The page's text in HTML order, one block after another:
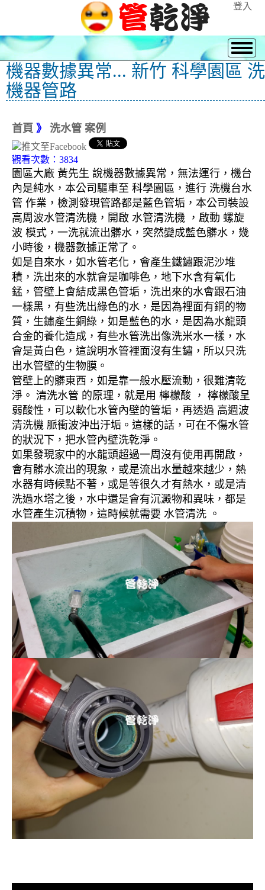
登入
機器數據異常... 新竹 科學園區 洗
機器管路
首頁 》 洗水管 案例
觀看次數：3834
園區大廠 黃先生 說機器數據異常，無法運行，機台
內是純水，本公司驅車至 科學園區，進行 洗機台水
管 作業，檢測發現管路都是藍色管垢，本公司裝設
高周波水管清洗機，開啟 水管清洗機 ，啟動 螺旋
波 模式，一洗就流出髒水，突然變成藍色髒水，幾
小時後，機器數據正常了。
如是自來水，如水管老化，會產生鐵鏽跟泥沙堆
積，洗出來的水就會是咖啡色，地下水含有氧化
錳，管壁上會結成黑色管垢，洗出來的水會跟石油
一樣黑，有些洗出綠色的水，是因為裡面有銅的物
質，生鏽產生銅綠，如是藍色的水，是因為水龍頭
合金的養化造成，有些水管洗出像洗米水一樣，水
會是黃白色，這說明水管裡面沒有生鏽，所以只洗
出水管壁的生物膜。
管壁上的髒東西，如是靠一般水壓流動，很難清乾
淨。 清洗水管 的原理，就是用 檸檬酸 ， 檸檬酸呈
弱酸性，可以軟化水管內壁的管垢，再透過 高週波
清洗機 脈衝波沖出汙垢。這樣的話，可在不傷水管
的狀況下，把水管內壁洗乾淨。
如果發現家中的水龍頭超過一周沒有使用再開啟，
會有髒水流出的現象，或是流出水量越來越少，熱
水器有時候點不著，或是等很久才有熱水，或是清
洗過水塔之後，水中還是會有沉澱物和異味，都是
水管產生沉積物，這時候就需要 水管清洗 。